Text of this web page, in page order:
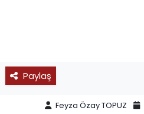
Paylaş
Feyza Özay TOPUZ